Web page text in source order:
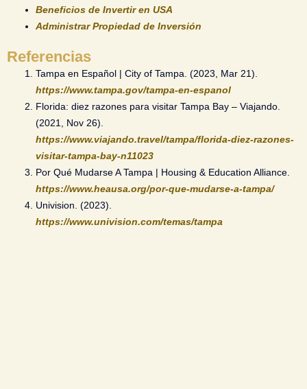
Beneficios de Invertir en USA
Administrar Propiedad de Inversión
Referencias
Tampa en Español | City of Tampa. (2023, Mar 21).
https://www.tampa.gov/tampa-en-espanol
Florida: diez razones para visitar Tampa Bay – Viajando.
(2021, Nov 26).
https://www.viajando.travel/tampa/florida-diez-razones-
visitar-tampa-bay-n11023
Por Qué Mudarse A Tampa | Housing & Education Alliance.
https://www.heausa.org/por-que-mudarse-a-tampa/
Univision. (2023).
https://www.univision.com/temas/tampa